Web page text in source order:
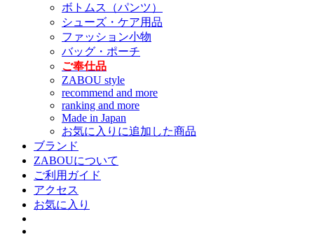
ボトムス（パンツ）
シューズ・ケア用品
ファッション小物
バッグ・ポーチ
ご奉仕品
ZABOU style
recommend and more
ranking and more
Made in Japan
お気に入りに追加した商品
ブランド
ZABOUについて
ご利用ガイド
アクセス
お気に入り